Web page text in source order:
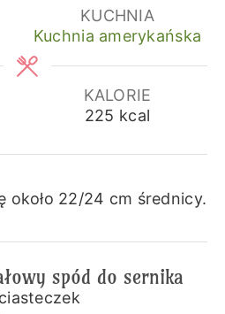
KUCHNIA
Kuchnia amerykańska
KALORIE
225 kcal
około 22/24 cm średnicy.
spód do sernika